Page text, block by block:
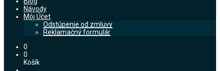
Návody
Môj Účet
Odstúpenie od zmluvy
Reklamačný formulár
0
0
Košík